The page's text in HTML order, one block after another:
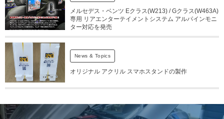
メルセデス・ベンツ Eクラス(W213) / Gクラス(W463A)
専用 リアエンターテイメントシステム アルパインモニ
ター対応を発売
News & Topics
オリジナル アクリル スマホスタンドの製作